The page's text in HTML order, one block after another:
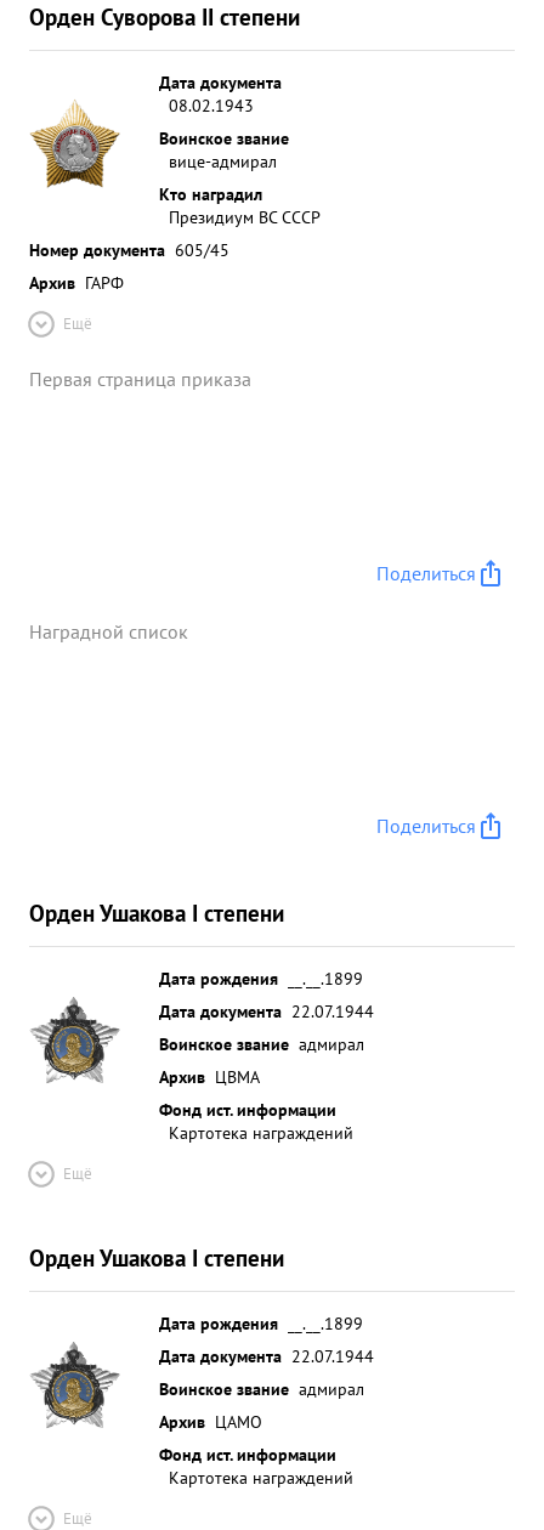
Орден Суворова II степени
Дата документа
08.02.1943
Воинское звание
вице-адмирал
Кто наградил
Президиум ВС СССР
Номер документа 605/45
Архив ГАРФ
Ещё
Первая страница приказа
Поделиться
Наградной список
Поделиться
Орден Ушакова I степени
Дата рождения
__.__.1899
Дата документа 22.07.1944
Воинское звание адмирал
Архив ЦВМА
Фонд ист. информации
Картотека награждений
Ещё
Орден Ушакова I степени
Дата рождения
__.__.1899
Дата документа 22.07.1944
Воинское звание адмирал
Архив ЦАМО
Фонд ист. информации
Картотека награждений
Ещё